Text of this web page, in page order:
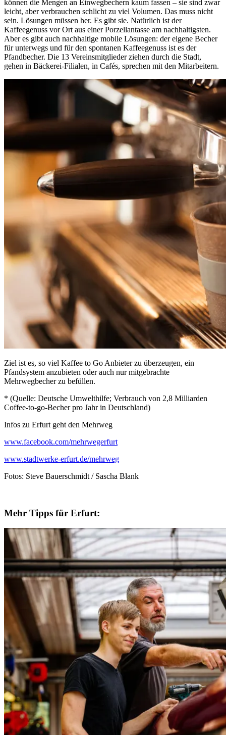
können die Mengen an Einwegbechern kaum fassen – sie sind zwar
leicht, aber verbrauchen schlicht zu viel Volumen. Das muss nicht
sein. Lösungen müssen her. Es gibt sie. Natürlich ist der
Kaffeegenuss vor Ort aus einer Porzellantasse am nachhaltigsten.
Aber es gibt auch nachhaltige mobile Lösungen: der eigene Becher
für unterwegs und für den spontanen Kaffeegenuss ist es der
Pfandbecher. Die 13 Vereinsmitglieder ziehen durch die Stadt,
gehen in Bäckerei-Filialen, in Cafés, sprechen mit den Mitarbeitern.
Ziel ist es, so viel Kaffee to Go Anbieter zu überzeugen, ein
Pfandsystem anzubieten oder auch nur mitgebrachte
Mehrwegbecher zu befüllen.
* (Quelle: Deutsche Umwelthilfe; Verbrauch von 2,8 Milliarden
Coffee-to-go-Becher pro Jahr in Deutschland)
Infos zu Erfurt geht den Mehrweg
www.facebook.com/mehrwegerfurt
www.stadtwerke-erfurt.de/mehrweg
Fotos: Steve Bauerschmidt / Sascha Blank
Mehr Tipps für Erfurt: